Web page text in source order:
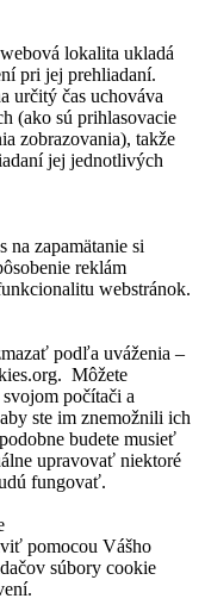
lokalita ukladá
pri jej prehliadaní.
určitý čas uchováva
(ako sú prihlasovacie
zobrazovania), takže
jej jednotlivých
zapamätanie si
reklám
webstránok.
podľa uváženia –
Môžete
počítači a
ste im znemožnili ich
budete musieť
upravovať niektoré
fungovať.
pomocou Vášho
súbory cookie